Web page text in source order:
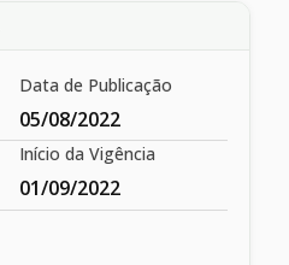
Data de Publicação
05/08/2022
Início da Vigência
01/09/2022